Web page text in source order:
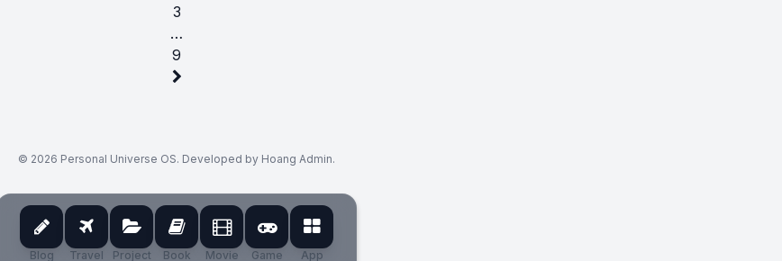
3
…
9
© 2026 Personal Universe OS. Developed by Hoang Admin.
Blog Travel Project Book Movie Game App